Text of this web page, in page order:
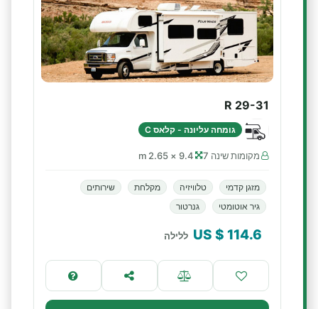
R 29-31
גומחה עליונה - קלאס C
מקומות שינה 7 9.4 × 2.65 m
מזגן קדמי טלוויזיה מקלחת
שירותים
גיר אוטומטי
גנרטור
114.6
$ US ללילה